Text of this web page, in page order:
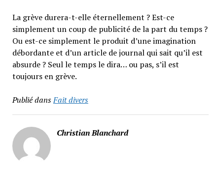
La grève durera-t-elle éternellement ? Est-ce
simplement un coup de publicité de la part du temps ?
Ou est-ce simplement le produit d’une imagination
débordante et d’un article de journal qui sait qu’il est
absurde ? Seul le temps le dira… ou pas, s’il est
toujours en grève.
Publié dansFait divers
Christian Blanchard